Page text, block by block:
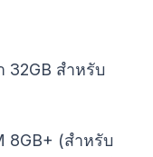
32GB สำหรับ
8GB+ (สำหรับ